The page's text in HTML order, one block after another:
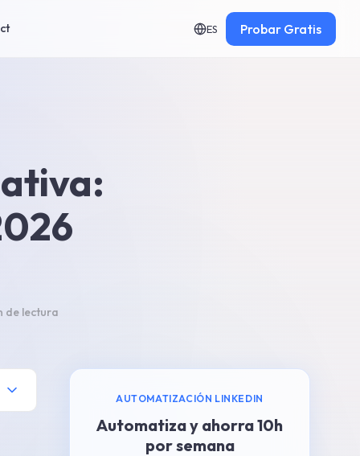
ES Probar Gratis
de lectura
AUTOMATIZACIÓN LINKEDIN
Automatiza y ahorra 10h
por semana